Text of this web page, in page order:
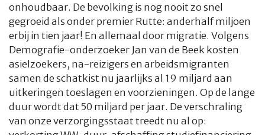
onhoudbaar. De bevolking is nog nooit zo snel
gegroeid als onder premier Rutte: anderhalf miljoen
erbij in tien jaar! En allemaal door migratie. Volgens
Demografie-onderzoeker Jan van de Beek kosten
asielzoekers, na-reizigers en arbeidsmigranten
samen de schatkist nu jaarlijks al 19 miljard aan
uitkeringen toeslagen en voorzieningen. Op de lange
duur wordt dat 50 miljard per jaar. De verschraling
van onze verzorgingsstaat treedt nu al op: